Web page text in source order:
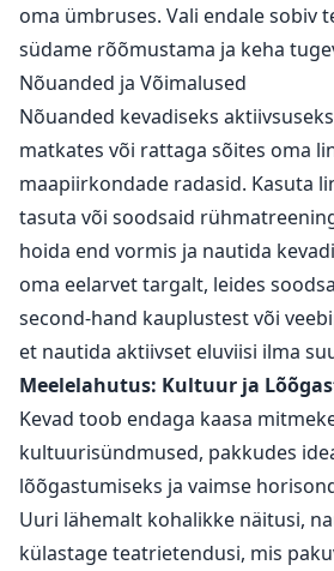
oma ümbruses. Vali endale sobiv
südame rõõmustama ja keha
Nõuanded ja Võimalused
Nõuanded kevadiseks
matkates või rattaga sõites oma
maapiirkondade radasid. Kasuta
tasuta või soodsaid
hoida end vormis ja nautida
oma eelarvet targalt, leides
second-hand kauplustest või
et nautida aktiivset eluviisi ilma
Meelelahutus: Kultuur ja
Kevad toob endaga kaasa
kultuurisündmused, pakkudes
lõõgastumiseks ja vaimse
Uuri lähemalt kohalikke näitusi,
külastage teatrietendusi, mis